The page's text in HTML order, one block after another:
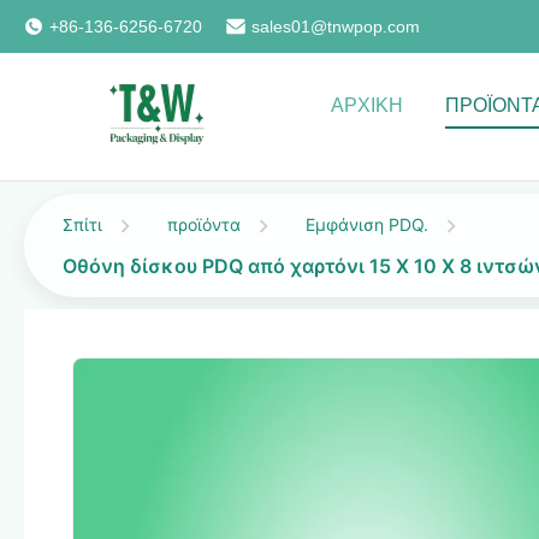
+86-136-6256-6720 sales01@tnwpop.com
ΑΡΧΙΚΉ
Σπίτι προϊόντα Εμφάνιση PDQ.
Οθόνη δίσκου PDQ από χαρτόνι 15 X 10 X 8